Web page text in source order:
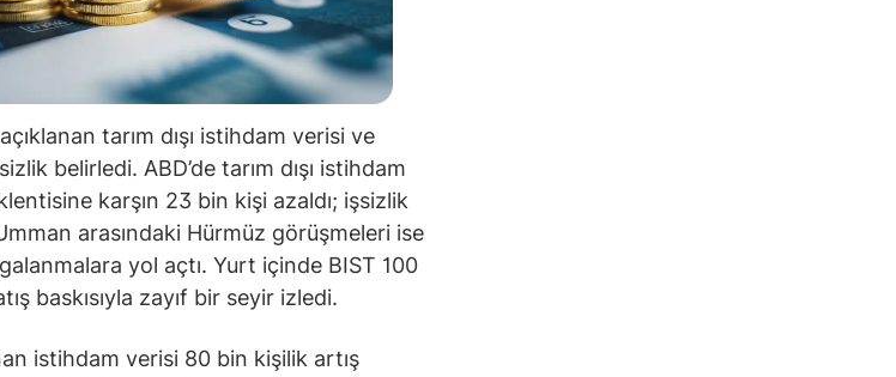
tarım dışı istihdam verisi ve
belirledi. ABD’de tarım dışı istihdam
karşın 23 bin kişi azaldı; işsizlik
arasındaki Hürmüz görüşmeleri ise
yol açtı. Yurt içinde BIST 100
baskısıyla zayıf bir seyir izledi.
istihdam verisi 80 bin kişilik artış